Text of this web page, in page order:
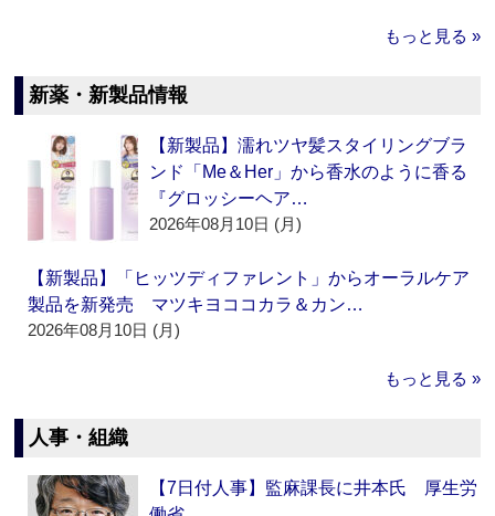
もっと見る »
新薬・新製品情報
【新製品】濡れツヤ髪スタイリングブラ
ンド「Me＆Her」から香水のように香る
『グロッシーヘア…
2026年08月10日 (月)
【新製品】「ヒッツディファレント」からオーラルケア
製品を新発売 マツキヨココカラ＆カン…
2026年08月10日 (月)
もっと見る »
人事・組織
【7日付人事】監麻課長に井本氏 厚生労